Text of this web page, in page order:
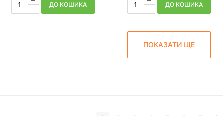
ДО КОШИКА ДО КОШИКА
ПОКАЗАТИ ЩЕ